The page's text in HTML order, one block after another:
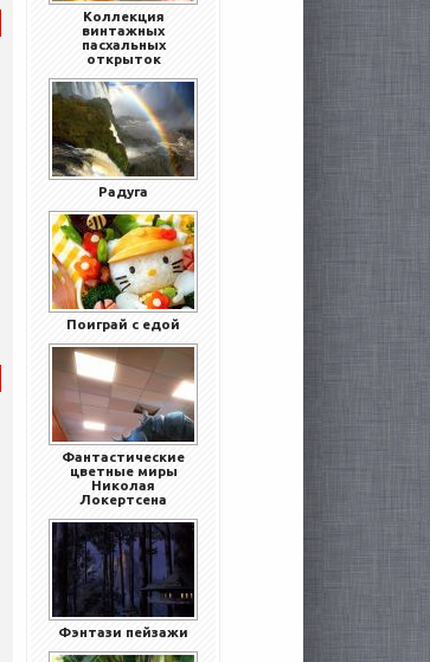
Коллекция
винтажных
пасхальных
открыток
Радуга
Поиграй с едой
Фантастические
цветные миры
Николая
Локертсена
Фэнтази пейзажи